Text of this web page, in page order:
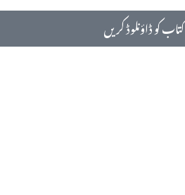
کتاب کو ڈاؤنلوڈ کریں